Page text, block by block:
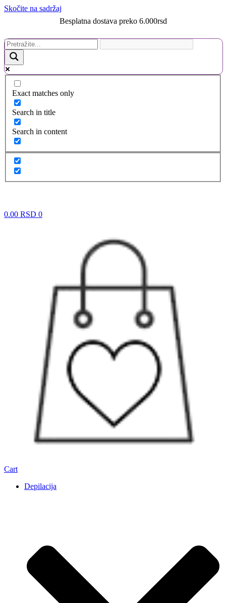
Skočite na sadržaj
Besplatna dostava preko 6.000rsd
Exact matches only
Search in title
Search in content
0.00 RSD 0
Cart
Depilacija